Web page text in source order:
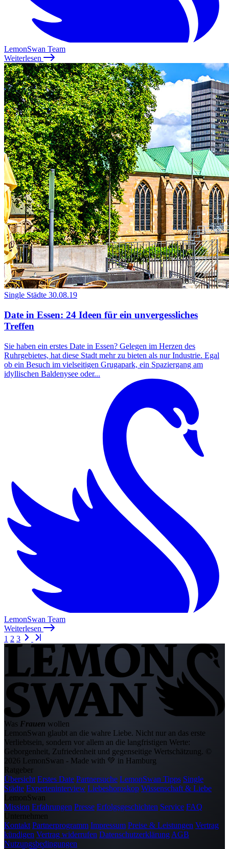
LemonSwan Team
Weiterlesen
Single Städte 30.08.19
Date in Essen: 24 Ideen für ein unvergessliches
Treffen
Sie haben ein erstes Date in Essen? Gelegen im Herzen des
Ruhrgebietes, hat diese Stadt mehr zu bieten als nur Industrie. Egal
ob ein Besuch im vielseitigen Grugapark, ein Spaziergang am
idyllischen Baldenysee oder...
LemonSwan Team
Weiterlesen
1 2 3
Was Frauen wollen
LemonSwan glaubt an die wahre Liebe. Nicht nur an das erste
Verliebtsein, sondern vor allem an die langfristigen Werte:
Geborgenheit, Zufriedenheit und gegenseitige Wertschätzung. ©
2026 LemonSwan - Made with 💚 in Hamburg
Ratgeber
Übersicht Erstes Date Partnersuche LemonSwan Tipps Single
Städte Experteninterview Liebeshoroskop Wissenschaft & Liebe
LemonSwan
Mission Erfahrungen Presse Erfolgsgeschichten Service FAQ
Unternehmen
Kontakt Partnerprogramm Impressum Preise & Leistungen Vertrag
kündigen Vertrag widerrufen Datenschutzerklärung AGB
Nutzungsbedingungen